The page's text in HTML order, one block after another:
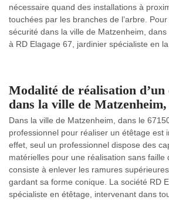
nécessaire quand des installations à
touchées par les branches de l’arbre.
sécurité dans la ville de Matzenheim,
à RD Elagage 67, jardinier spécialiste en
Modalité de réalisation d’un
dans la ville de Matzenheim,
Dans la ville de Matzenheim, dans le
professionnel pour réaliser un étêtage est
effet, seul un professionnel dispose des
matérielles pour une réalisation sans faille
consiste à enlever les ramures
gardant sa forme conique. La société RD
spécialiste en étêtage, intervenant dans